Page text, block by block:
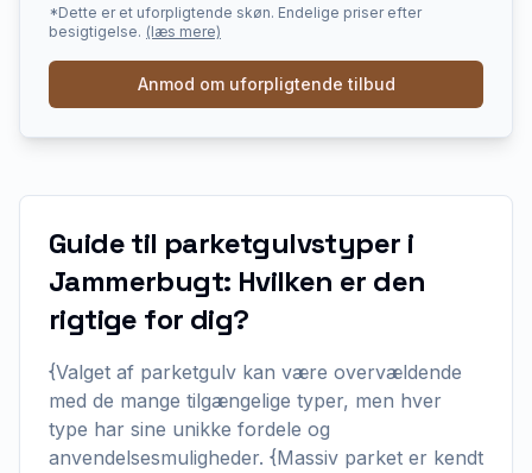
*Dette er et uforpligtende skøn. Endelige priser efter
besigtigelse. (læs mere)
Anmod om uforpligtende tilbud
Guide til parketgulvstyper i
Jammerbugt: Hvilken er den
rigtige for dig?
{Valget af parketgulv kan være overvældende
med de mange tilgængelige typer, men hver
type har sine unikke fordele og
anvendelsesmuligheder. {Massiv parket er kendt